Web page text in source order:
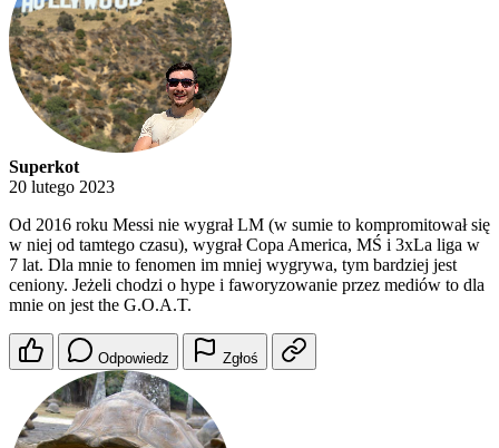
Superkot
20 lutego 2023
Od 2016 roku Messi nie wygrał LM (w sumie to kompromitował się
w niej od tamtego czasu), wygrał Copa America, MŚ i 3xLa liga w
7 lat. Dla mnie to fenomen im mniej wygrywa, tym bardziej jest
ceniony. Jeżeli chodzi o hype i faworyzowanie przez mediów to dla
mnie on jest the G.O.A.T.
Odpowiedz Zgłoś